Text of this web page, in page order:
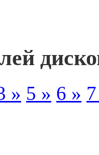
» 5 » 6 »